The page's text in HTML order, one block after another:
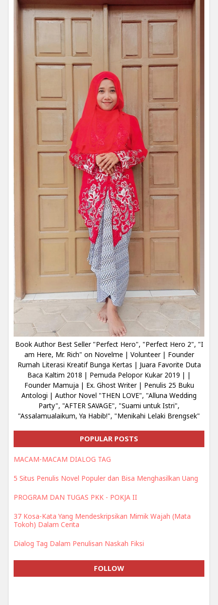
Book Author Best Seller "Perfect Hero", "Perfect Hero 2", "I
am Here, Mr. Rich" on Novelme | Volunteer | Founder
Rumah Literasi Kreatif Bunga Kertas | Juara Favorite Duta
Baca Kaltim 2018 | Pemuda Pelopor Kukar 2019 | |
Founder Mamuja | Ex. Ghost Writer | Penulis 25 Buku
Antologi | Author Novel "THEN LOVE", "Alluna Wedding
Party", "AFTER SAVAGE", "Suami untuk Istri",
"Assalamualaikum, Ya Habib!", "Menikahi Lelaki Brengsek"
POPULAR POSTS
MACAM-MACAM DIALOG TAG
5 Situs Penulis Novel Populer dan Bisa Menghasilkan Uang
PROGRAM DAN TUGAS PKK - POKJA II
37 Kosa-Kata Yang Mendeskripsikan Mimik Wajah (Mata
Tokoh) Dalam Cerita
Dialog Tag Dalam Penulisan Naskah Fiksi
FOLLOW